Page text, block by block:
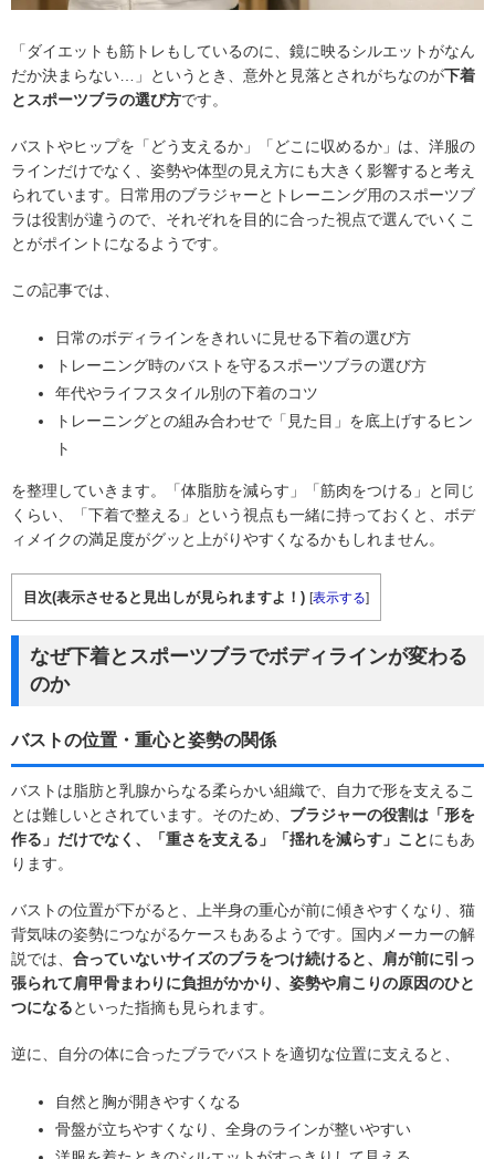
「ダイエットも筋トレもしているのに、鏡に映るシルエットがなん
だか決まらない…」というとき、意外と見落とされがちなのが下着
とスポーツブラの選び方です。
バストやヒップを「どう支えるか」「どこに収めるか」は、洋服の
ラインだけでなく、姿勢や体型の見え方にも大きく影響すると考え
られています。日常用のブラジャーとトレーニング用のスポーツブ
ラは役割が違うので、それぞれを目的に合った視点で選んでいくこ
とがポイントになるようです。
この記事では、
日常のボディラインをきれいに見せる下着の選び方
トレーニング時のバストを守るスポーツブラの選び方
年代やライフスタイル別の下着のコツ
トレーニングとの組み合わせで「見た目」を底上げするヒン
ト
を整理していきます。「体脂肪を減らす」「筋肉をつける」と同じ
くらい、「下着で整える」という視点も一緒に持っておくと、ボデ
ィメイクの満足度がグッと上がりやすくなるかもしれません。
目次(表示させると見出しが見られますよ！) [表示する]
なぜ下着とスポーツブラでボディラインが変わる
のか
バストの位置・重心と姿勢の関係
バストは脂肪と乳腺からなる柔らかい組織で、自力で形を支えるこ
とは難しいとされています。そのため、 ブラジャーの役割は「形を
作る」だけでなく、「重さを支える」「揺れを減らす」ことにもあ
ります。
バストの位置が下がると、上半身の重心が前に傾きやすくなり、猫
背気味の姿勢につながるケースもあるようです。国内メーカーの解
説では、 合っていないサイズのブラをつけ続けると、肩が前に引っ
張られて肩甲骨まわりに負担がかかり、姿勢や肩こりの原因のひと
つになるといった指摘も見られます。
逆に、自分の体に合ったブラでバストを適切な位置に支えると、
自然と胸が開きやすくなる
骨盤が立ちやすくなり、全身のラインが整いやすい